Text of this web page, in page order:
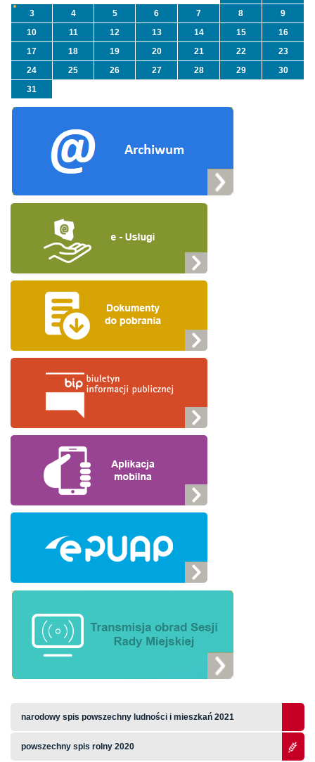
3
4 5 6 7 8
9
10
11 12 13 14 15
16
17
18 19 20 21 22
23
24
25 26 27 28 29
30
31
narodowy spis powszechny ludności i mieszkań 2021
powszechny spis rolny 2020